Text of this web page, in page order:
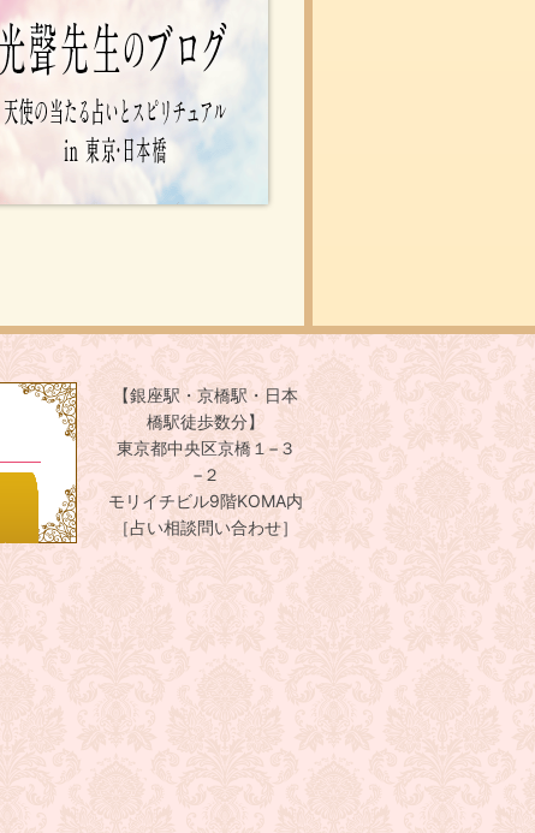
【銀座駅・京橋駅・日本
橋駅徒歩数分】
東京都中央区京橋１−３
−２
モリイチビル9階KOMA内
［占い相談問い合わせ］